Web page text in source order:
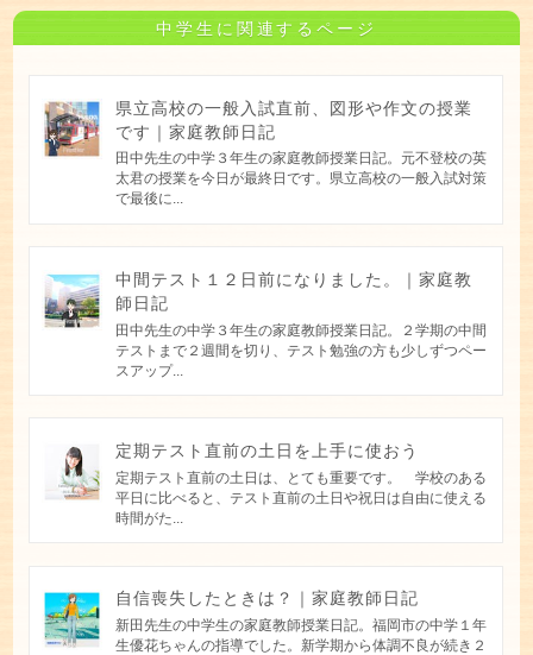
中学生に関連するページ
県立高校の一般入試直前、図形や作文の授業
です｜家庭教師日記
田中先生の中学３年生の家庭教師授業日記。元不登校の英
太君の授業を今日が最終日です。県立高校の一般入試対策
で最後に...
中間テスト１２日前になりました。｜家庭教
師日記
田中先生の中学３年生の家庭教師授業日記。２学期の中間
テストまで２週間を切り、テスト勉強の方も少しずつペー
スアップ...
定期テスト直前の土日を上手に使おう
定期テスト直前の土日は、とても重要です。 学校のある
平日に比べると、テスト直前の土日や祝日は自由に使える
時間がた...
自信喪失したときは？｜家庭教師日記
新田先生の中学生の家庭教師授業日記。福岡市の中学１年
生優花ちゃんの指導でした。新学期から体調不良が続き２